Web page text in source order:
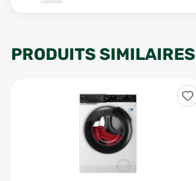
PRODUITS SIMILAIRES